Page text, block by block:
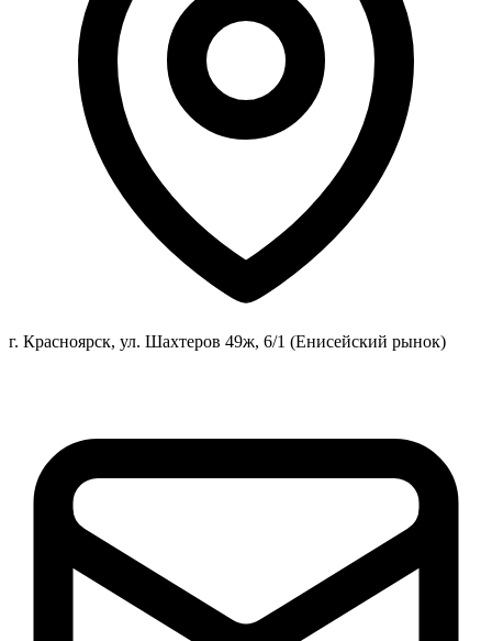
г. Красноярск, ул. Шахтеров 49ж, 6/1 (Енисейский рынок)